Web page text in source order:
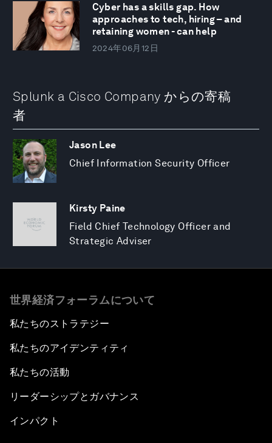
Cyber has a skills gap. How
approaches to tech, hiring – and
retaining women - can help
2024年06月12日
Splunk a Cisco Company からの寄稿
者
Jason Lee
Chief Information Security Officer
Kirsty Paine
Field Chief Technology Officer and
Strategic Adviser
世界経済フォーラムについて
私たちのストラテジー
私たちのアイデンティティ
私たちの活動
リーダーシップとガバナンス
インパクト